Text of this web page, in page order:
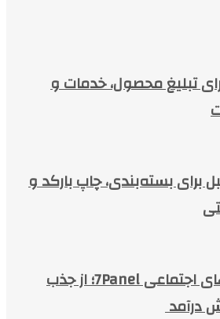
تبلیغ محصول، خدمات و
برای بسته‌بندی، چاپ بارکد و
خدمات شبکه‌های اجتماعی 7Panel؛ از جذب
درآمد